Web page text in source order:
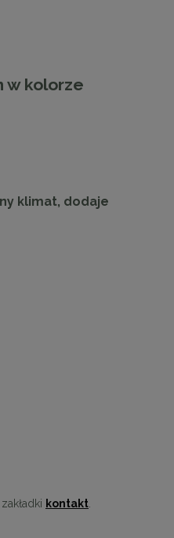
w kolorze
klimat, dodaje
kontakt.